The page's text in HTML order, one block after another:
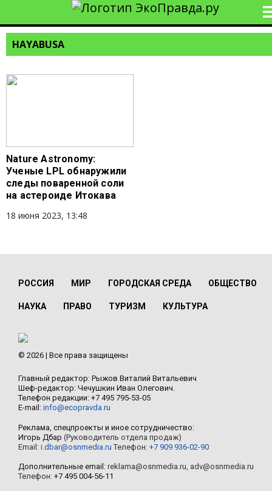
HAYABUSA
Nature Astronomy:
Ученые LPL обнаружили
следы поваренной соли
на астероиде Итокава
18 июня 2023, 13:48
РОССИЯ МИР ГОРОДСКАЯ СРЕДА ОБЩЕСТВО
НАУКА ПРАВО ТУРИЗМ КУЛЬТУРА
© 2026 | Все права защищены
Главный редактор: Рыжов Виталий Витальевич
Шеф-редактор: Чечушкин Иван Олегович.
Телефон редакции: +7 495 795-53-05
E-mail: info@ecopravda.ru
Реклама, спецпроекты и иное сотрудничество:
Игорь Дбар (Руководитель отдела продаж)
Email: i.dbar@osnmedia.ru Телефон: +7 909 936-02-90
Дополнительные email: reklama@osnmedia.ru, adv@osnmedia.ru
Телефон: +7 495 004-56-11